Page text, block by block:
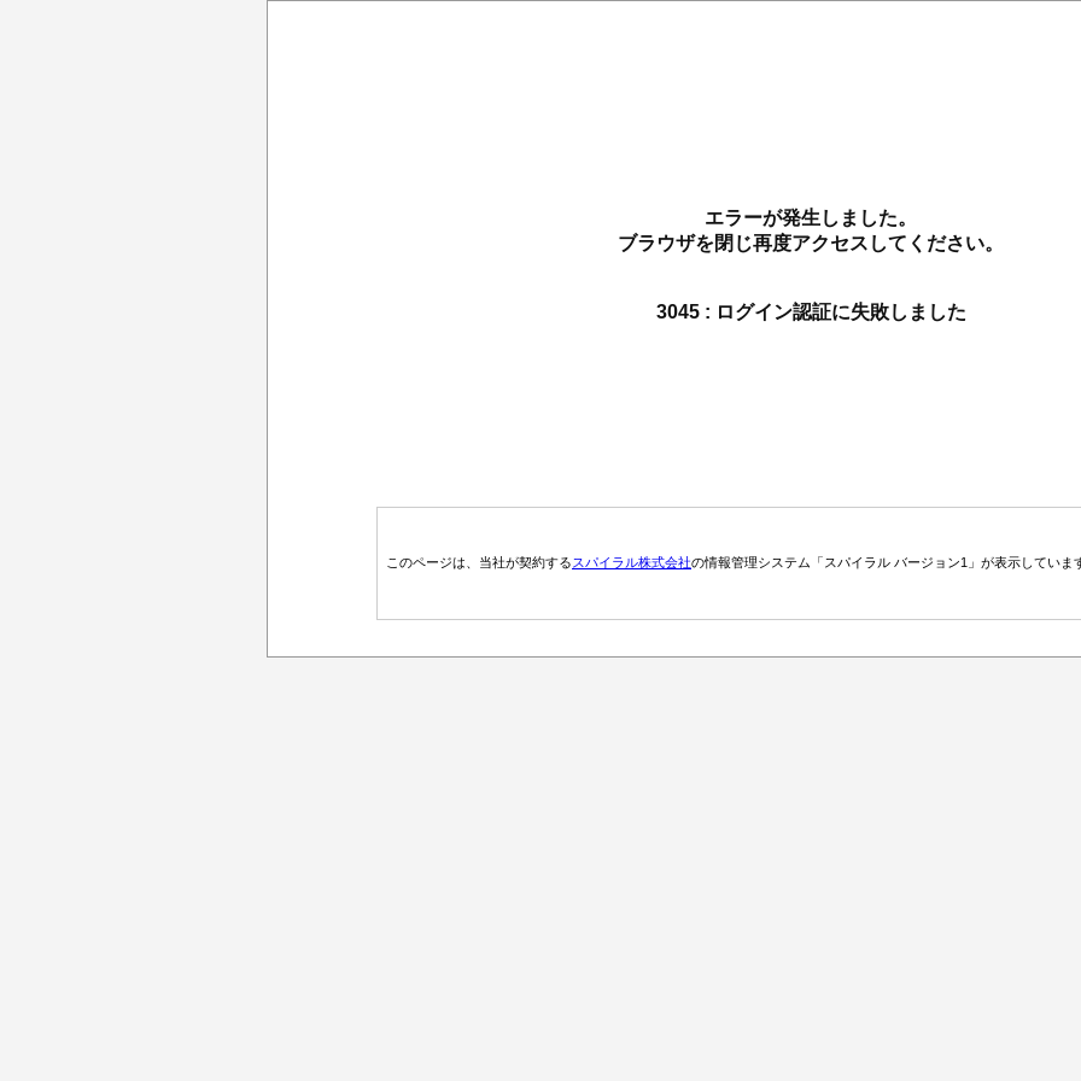
エラーが発生しました。
ブラウザを閉じ再度アクセスしてください。
3045 : ログイン認証に失敗しました
このページは、当社が契約するスパイラル株式会社の情報管理システム「スパイラル バージョン1」が表示していま